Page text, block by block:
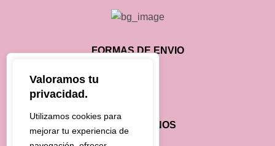
Valoramos tu
privacidad.
Utilizamos cookies para
mejorar tu experiencia de
FORMAS DE ENVIO
CONTÁCTANOS